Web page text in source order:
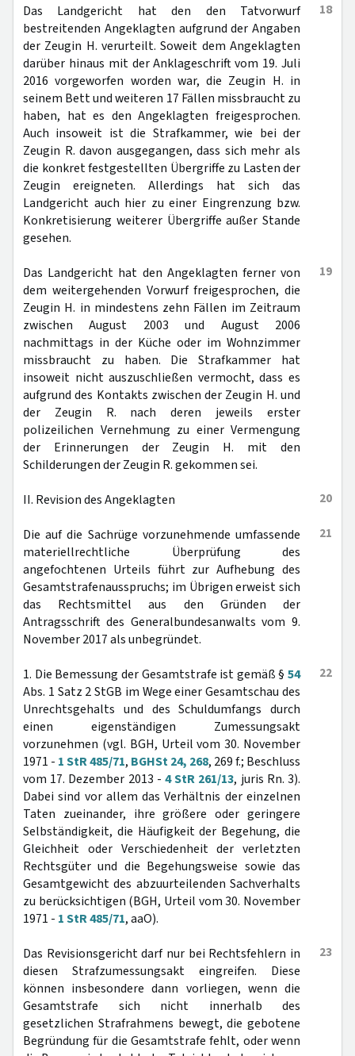
18
Das Landgericht hat den den Tatvorwurf
bestreitenden Angeklagten aufgrund der Angaben
der Zeugin H. verurteilt. Soweit dem Angeklagten
darüber hinaus mit der Anklageschrift vom 19. Juli
2016 vorgeworfen worden war, die Zeugin H. in
seinem Bett und weiteren 17 Fällen missbraucht zu
haben, hat es den Angeklagten freigesprochen.
Auch insoweit ist die Strafkammer, wie bei der
Zeugin R. davon ausgegangen, dass sich mehr als
die konkret festgestellten Übergriffe zu Lasten der
Zeugin ereigneten. Allerdings hat sich das
Landgericht auch hier zu einer Eingrenzung bzw.
Konkretisierung weiterer Übergriffe außer Stande
gesehen.
19
Das Landgericht hat den Angeklagten ferner von
dem weitergehenden Vorwurf freigesprochen, die
Zeugin H. in mindestens zehn Fällen im Zeitraum
zwischen August 2003 und August 2006
nachmittags in der Küche oder im Wohnzimmer
missbraucht zu haben. Die Strafkammer hat
insoweit nicht auszuschließen vermocht, dass es
aufgrund des Kontakts zwischen der Zeugin H. und
der Zeugin R. nach deren jeweils erster
polizeilichen Vernehmung zu einer Vermengung
der Erinnerungen der Zeugin H. mit den
Schilderungen der Zeugin R. gekommen sei.
20
II. Revision des Angeklagten
21
Die auf die Sachrüge vorzunehmende umfassende
materiellrechtliche Überprüfung des
angefochtenen Urteils führt zur Aufhebung des
Gesamtstrafenausspruchs; im Übrigen erweist sich
das Rechtsmittel aus den Gründen der
Antragsschrift des Generalbundesanwalts vom 9.
November 2017 als unbegründet.
22
1. Die Bemessung der Gesamtstrafe ist gemäß § 54
Abs. 1 Satz 2 StGB im Wege einer Gesamtschau des
Unrechtsgehalts und des Schuldumfangs durch
einen eigenständigen Zumessungsakt
vorzunehmen (vgl. BGH, Urteil vom 30. November
1971 - 1 StR 485/71, BGHSt 24, 268, 269 f.; Beschluss
vom 17. Dezember 2013 - 4 StR 261/13, juris Rn. 3).
Dabei sind vor allem das Verhältnis der einzelnen
Taten zueinander, ihre größere oder geringere
Selbständigkeit, die Häufigkeit der Begehung, die
Gleichheit oder Verschiedenheit der verletzten
Rechtsgüter und die Begehungsweise sowie das
Gesamtgewicht des abzuurteilenden Sachverhalts
zu berücksichtigen (BGH, Urteil vom 30. November
1971 - 1 StR 485/71, aaO).
23
Das Revisionsgericht darf nur bei Rechtsfehlern in
diesen Strafzumessungsakt eingreifen. Diese
können insbesondere dann vorliegen, wenn die
Gesamtstrafe sich nicht innerhalb des
gesetzlichen Strafrahmens bewegt, die gebotene
Begründung für die Gesamtstrafe fehlt, oder wenn